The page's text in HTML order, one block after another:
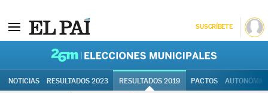
SUSCRÍBETE
NOTICIAS RESULTADOS 2023 RESULTADOS 2019 PACTOS